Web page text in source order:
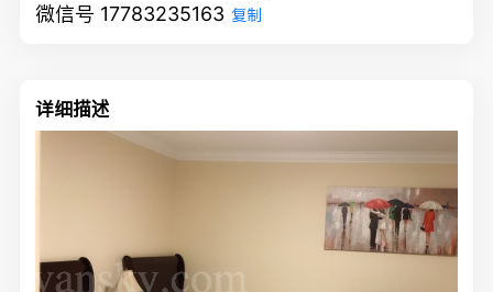
微信号 17783235163 复制
详细描述